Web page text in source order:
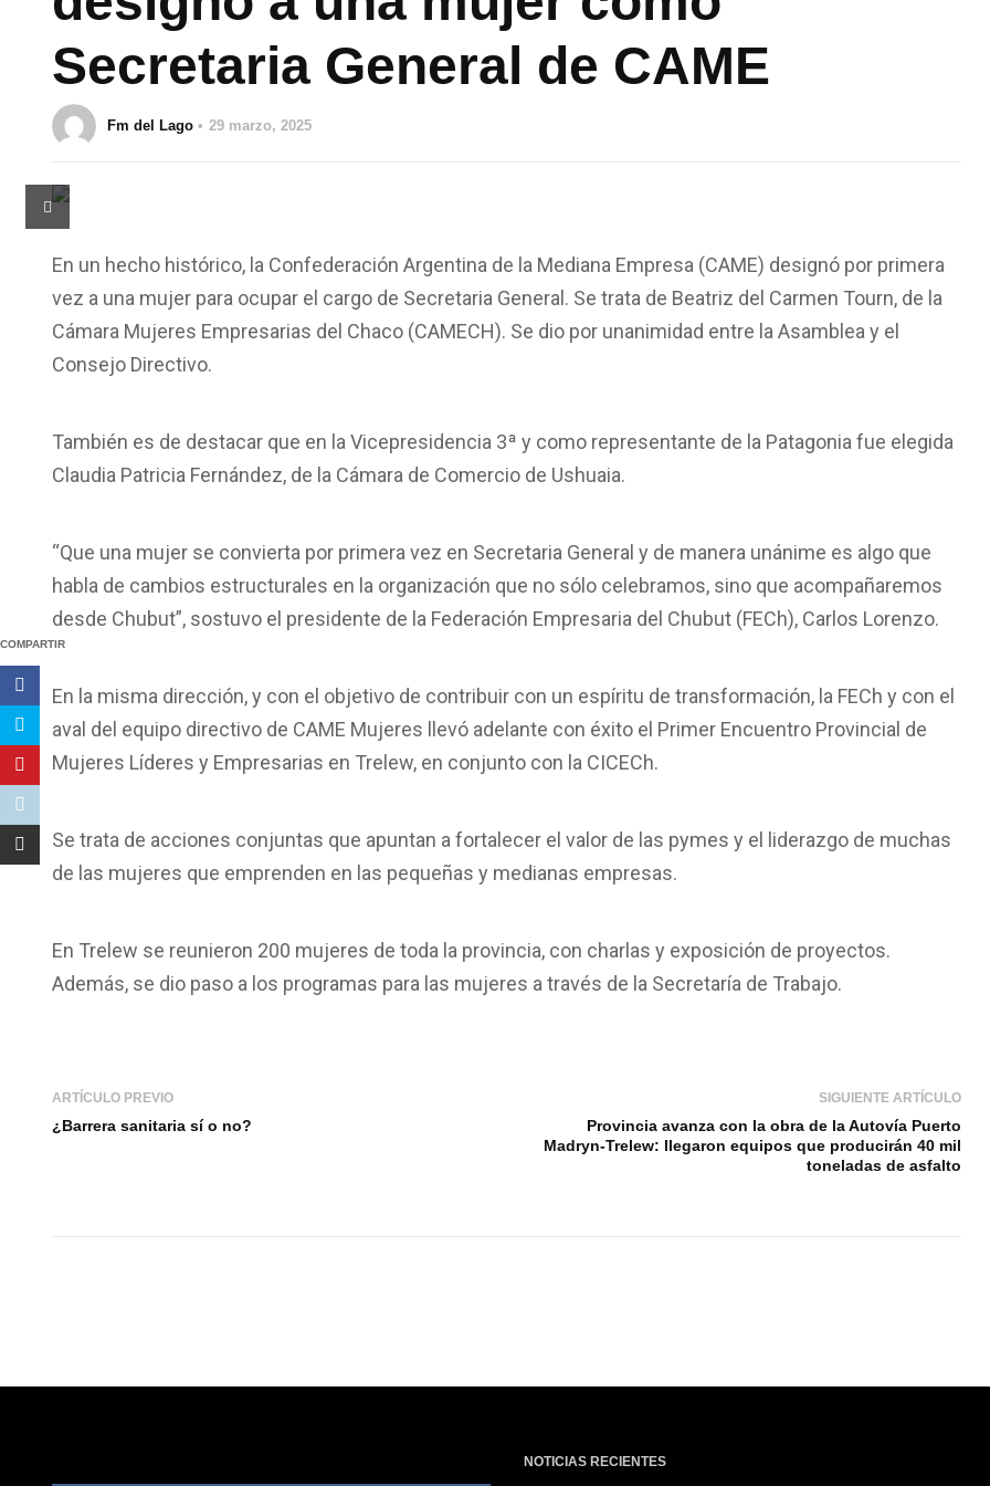
Secretaria General de CAME
Fm del Lago 29 marzo, 2025
COMPARTIR
En un hecho histórico, la Confederación Argentina de la Mediana Empresa (CAME) designó por primera
vez a una mujer para ocupar el cargo de Secretaria General. Se trata de Beatriz del Carmen Tourn, de la
Cámara Mujeres Empresarias del Chaco (CAMECH). Se dio por unanimidad entre la Asamblea y el
Consejo Directivo.
También es de destacar que en la Vicepresidencia 3ª y como representante de la Patagonia fue elegida
Claudia Patricia Fernández, de la Cámara de Comercio de Ushuaia.
“Que una mujer se convierta por primera vez en Secretaria General y de manera unánime es algo que
habla de cambios estructurales en la organización que no sólo celebramos, sino que acompañaremos
desde Chubut”, sostuvo el presidente de la Federación Empresaria del Chubut (FECh), Carlos Lorenzo.
En la misma dirección, y con el objetivo de contribuir con un espíritu de transformación, la FECh y con el
aval del equipo directivo de CAME Mujeres llevó adelante con éxito el Primer Encuentro Provincial de
Mujeres Líderes y Empresarias en Trelew, en conjunto con la CICECh.
Se trata de acciones conjuntas que apuntan a fortalecer el valor de las pymes y el liderazgo de muchas
de las mujeres que emprenden en las pequeñas y medianas empresas.
En Trelew se reunieron 200 mujeres de toda la provincia, con charlas y exposición de proyectos.
Además, se dio paso a los programas para las mujeres a través de la Secretaría de Trabajo.
ARTÍCULO PREVIO
¿Barrera sanitaria sí o no?
SIGUIENTE ARTÍCULO
Provincia avanza con la obra de la Autovía Puerto
Madryn-Trelew: llegaron equipos que producirán 40 mil
toneladas de asfalto
NOTICIAS RECIENTES